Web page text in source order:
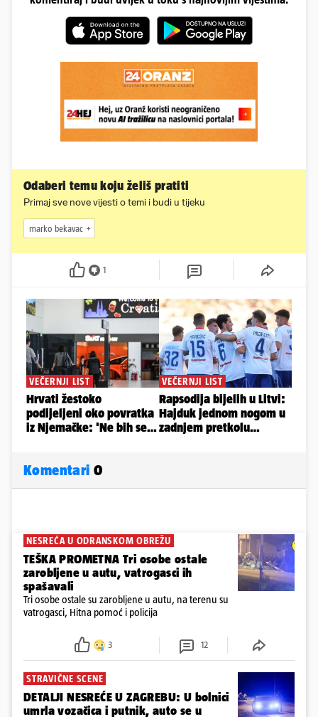
Odaberi temu koju želiš pratiti
Primaj sve nove vijesti o temi i budi u tijeku
marko bekavac
1
Komentari 0
NESREĆA U ODRANSKOM OBREŽU
TEŠKA PROMETNA Tri osobe ostale
zarobljene u autu, vatrogasci ih
spašavali
Tri osobe ostale su zarobljene u autu, na terenu su
vatrogasci, Hitna pomoć i policija
3 12
STRAVIČNE SCENE
DETALJI NESREĆE U ZAGREBU: U bolnici
umrla vozačica i putnik, auto se u